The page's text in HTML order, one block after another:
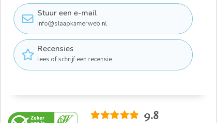
Stuur een e-mail
info@slaapkamerweb.nl
Recensies
lees of schrijf een recensie
9.8